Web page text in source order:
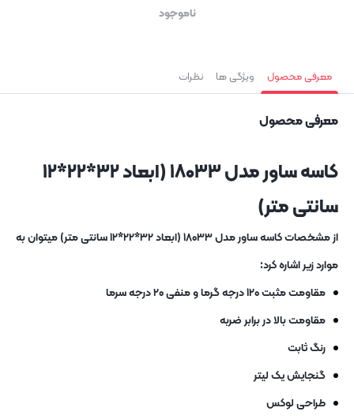
ناموجود
معرفی محصول ویژگی ها نظرات
معرفی محصول
کاسه ساور مدل ۱۸۰۳۳ (ابعاد ۳۲*۲۲*۱۲
سانتی متر)
از مشخصات کاسه ساور مدل ۱۸۰۳۳ (ابعاد ۳۲*۲۲*۱۲ سانتی متر) میتوان به
موارد زیر اشاره کرد:
مقاومت مثبت ۱۲۰ درجه گرما و منفی ۲۰ درجه سرما
مقاومت بالا در برابر ضربه
رنگ ثابت
گنجایش یک لیتر
طراحی لوکس